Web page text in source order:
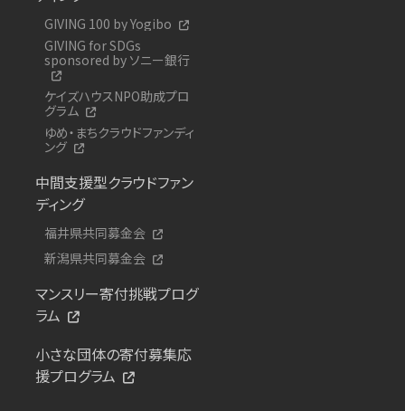
GIVING 100 by Yogibo
GIVING for SDGs
sponsored by ソニー銀行
ケイズハウスNPO助成プロ
グラム
ゆめ・まちクラウドファンディ
ング
中間支援型クラウドファン
ディング
福井県共同募金会
新潟県共同募金会
マンスリー寄付挑戦プログ
ラム
小さな団体の寄付募集応
援プログラム